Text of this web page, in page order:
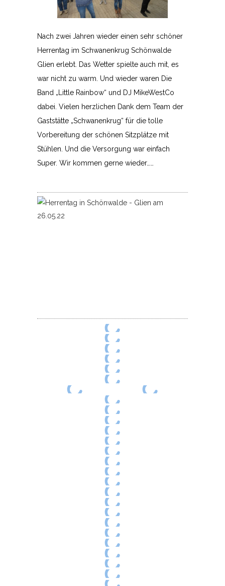
Nach zwei Jahren wieder einen sehr schöner
Herrentag im Schwanenkrug Schönwalde
Glien erlebt. Das Wetter spielte auch mit, es
war nicht zu warm. Und wieder waren Die
Band „Little Rainbow“ und DJ MikeWestCo
dabei. Vielen herzlichen Dank dem Team der
Gaststätte „Schwanenkrug“ für die tolle
Vorbereitung der schönen Sitzplätze mit
Stühlen. Und die Versorgung war einfach
Super. Wir kommen gerne wieder……